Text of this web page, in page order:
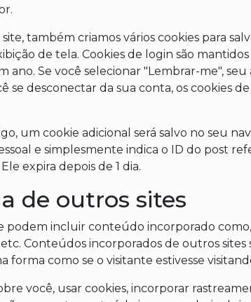
também criamos vários cookies para
de tela. Cookies de login são
Se você selecionar "Lembrar-me", seu
se desconectar da sua conta, os cookies
um cookie adicional será salvo no seu
e simplesmente indica o ID do post
expira depois de 1 dia.
de outros sites
podem incluir conteúdo incorporado
Conteúdos incorporados de outros sites
como se o visitante estivesse
você, usar cookies, incorporar